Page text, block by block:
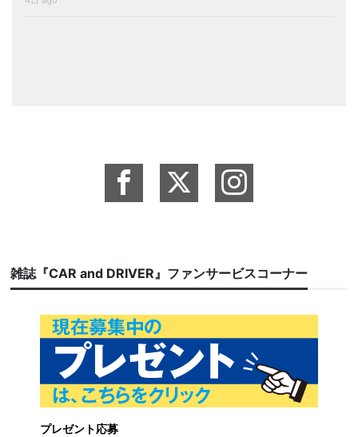
雑誌『CAR and DRIVER』ファンサービスコーナー
プレゼント応募